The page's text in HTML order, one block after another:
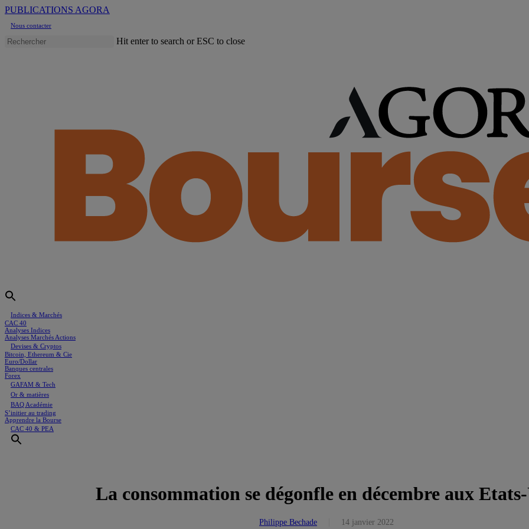
Skip
main
content
PUBLICATIONS AGORA
Nous contacter
Hit enter to search or ESC to close
Menu
Indices & Marchés
CAC 40
Analyses Indices
Analyses Marchés Actions
Devises & Cryptos
Bitcoin, Ethereum & Cie
Euro/Dollar
Banques centrales
Forex
GAFAM & Tech
Or & matières
BAQ Académie
S’initier au trading
Apprendre la Bourse
CAC 40 & PEA
La consommation se dégonfle en décembre aux
Philippe Bechade 14 janvier 2022